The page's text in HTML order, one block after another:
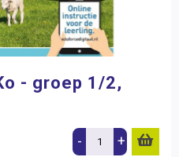
- groep 1/2,
- +